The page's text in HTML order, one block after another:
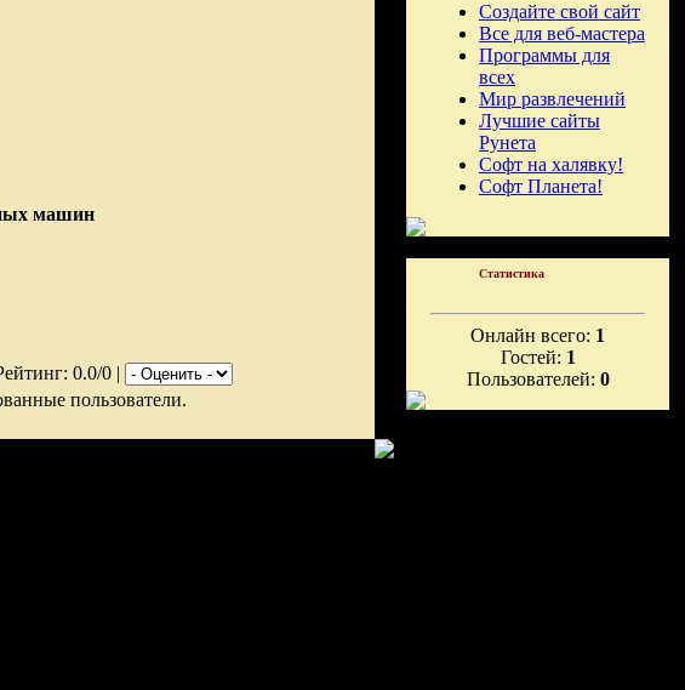
машин
0.0/0 |
пользователи.
Создайте свой сайт
Все для веб-мастера
Программы для
всех
Мир развлечений
Лучшие сайты
Рунета
Софт на халявку!
Софт Планета!
Статистика
Онлайн всего: 1
Гостей: 1
Пользователей: 0